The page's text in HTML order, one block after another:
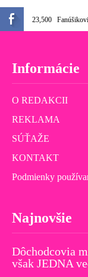
23,500
Informácie
O REDAKCII
REKLAMA
SÚŤAŽE
KONTAKT
Podmienky
Najnovšie
Dôchodcovia
však JEDNA